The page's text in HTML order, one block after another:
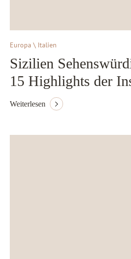
Europa \ Italien
Sizilien
15 Highlights der
Weiterlesen